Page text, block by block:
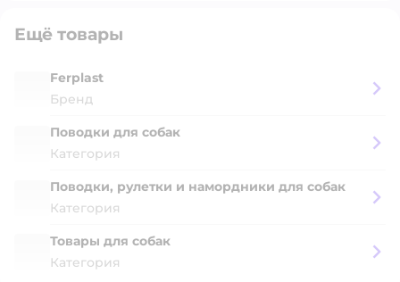
Ещё товары
Ferplast
Бренд
Поводки для собак
Категория
Поводки, рулетки и намордники для собак
Категория
Товары для собак
Категория